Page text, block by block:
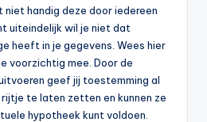
niet handig deze door iedereen
uiteindelijk wil je niet dat
heeft in je gegevens. Wees hier
voorzichtig mee. Door de
geef jij toestemming al
te laten zetten en kunnen ze
hypotheek kunt voldoen.